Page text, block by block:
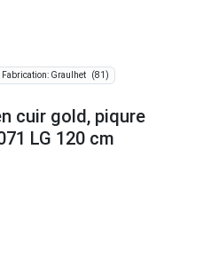
Fabrication: Graulhet (81)
cuir gold, piqure
LG 120 cm